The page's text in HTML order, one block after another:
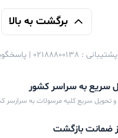
برگشت به بالا
| پاسخگویی در ساعات اداری
سریع به سراسر کشور
و تحویل سریع کلیه مرسولات به سرارسر